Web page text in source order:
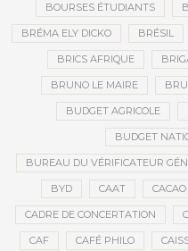
BOURSES ÉTUDIANTS
BRÉMA ELY DICKO BRÉSIL
BRICS AFRIQUE
BRUNO LE MAIRE
BUDGET AGRICOLE
BUDGET
BUREAU DU VÉRIFICATEUR
BYD CAAT CACAO
CADRE DE CONCERTATION
CAF CAFÉ PHILO